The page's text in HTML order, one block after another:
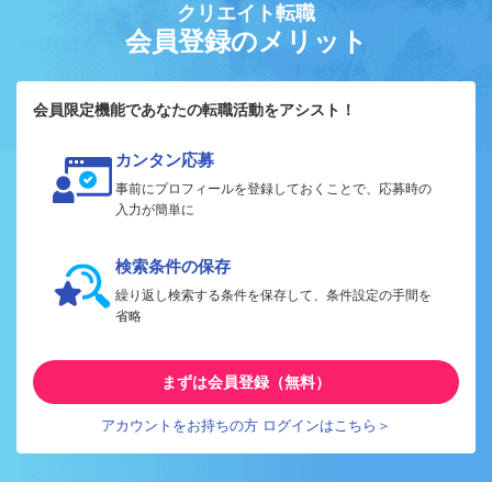
クリエイト転職
会員登録のメリット
会員限定機能であなたの転職活動をアシスト！
カンタン応募
事前にプロフィールを登録しておくことで、応募時の
入力が簡単に
検索条件の保存
繰り返し検索する条件を保存して、条件設定の手間を
省略
まずは会員登録（無料）
アカウントをお持ちの方 ログインはこちら＞